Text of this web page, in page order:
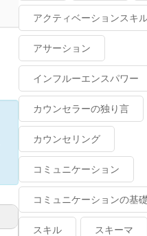
アクティベーションスキ
アサーション
インフルーエンスパワー
カウンセラーの独り言
カウンセリング
コミュニケーション
コミュニケーションの基礎
スキル スキーマ